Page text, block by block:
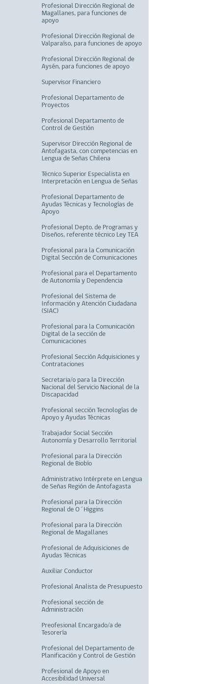
Profesional Dirección Regional de
Magallanes, para funciones de
apoyo
Profesional Dirección Regional de
Valparaíso, para funciones de apoyo
Profesional Dirección Regional de
Aysén, para funciones de apoyo
Supervisor Financiero
Profesional Departamento de
Proyectos
Profesional Departamento de
Control de Gestión
Supervisor Dirección Regional de
Antofagasta, con competencias en
Lengua de Señas Chilena
Técnico Superior Especialista en
Interpretación en Lengua de Señas
Profesional Departamento de
Ayudas Técnicas y Tecnologías de
Apoyo
Profesional Depto. de Programas y
Diseños, referente técnico Ley TEA
Profesional para la Comunicación
Digital Sección de Comunicaciones
Profesional para el Departamento
de Autonomía y Dependencia
Profesional del Sistema de
Información y Atención Ciudadana
(SIAC)
Profesional para la Comunicación
Digital de la sección de
Comunicaciones
Profesional Sección Adquisiciones y
Contrataciones
Secretaria/o para la Dirección
Nacional del Servicio Nacional de la
Discapacidad
Profesional sección Tecnologías de
Apoyo y Ayudas Técnicas
Trabajador Social Sección
Autonomía y Desarrollo Territorial
Profesional para la Dirección
Regional de Biobío
Administrativo Intérprete en Lengua
de Señas Región de Antofagasta
Profesional para la Dirección
Regional de O´Higgins
Profesional para la Dirección
Regional de Magallanes
Profesional de Adquisiciones de
Ayudas Técnicas
Auxiliar Conductor
Profesional Analista de Presupuesto
Profesional sección de
Administración
Preofesional Encargado/a de
Tesorería
Profesional del Departamento de
Planificación y Control de Gestión
Profesional de Apoyo en
Accesibilidad Universal